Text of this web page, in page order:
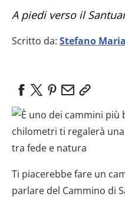
A piedi verso il
Scritto da: Stefano
Ti piacerebbe fare un
parlare del Cammino di